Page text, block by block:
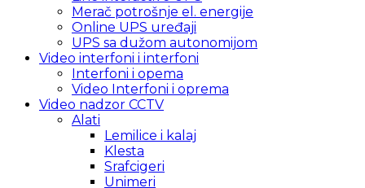
Merač potrošnje el. energije
Online UPS uređaji
UPS sa dužom autonomijom
Video interfoni i interfoni
Interfoni i opema
Video Interfoni i oprema
Video nadzor CCTV
Alati
Lemilice i kalaj
Klesta
Srafcigeri
Unimeri